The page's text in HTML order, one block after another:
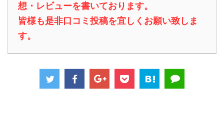
想・レビューを書いております。
皆様も是非口コミ投稿を宜しくお願い致しま
す。